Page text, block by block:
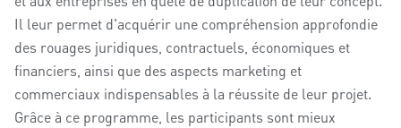
Il leur permet d'acquérir une compréhension approfondie
des rouages juridiques, contractuels, économiques et
financiers, ainsi que des aspects marketing et
commerciaux indispensables à la réussite de leur projet.
Grâce à ce programme, les participants sont mieux